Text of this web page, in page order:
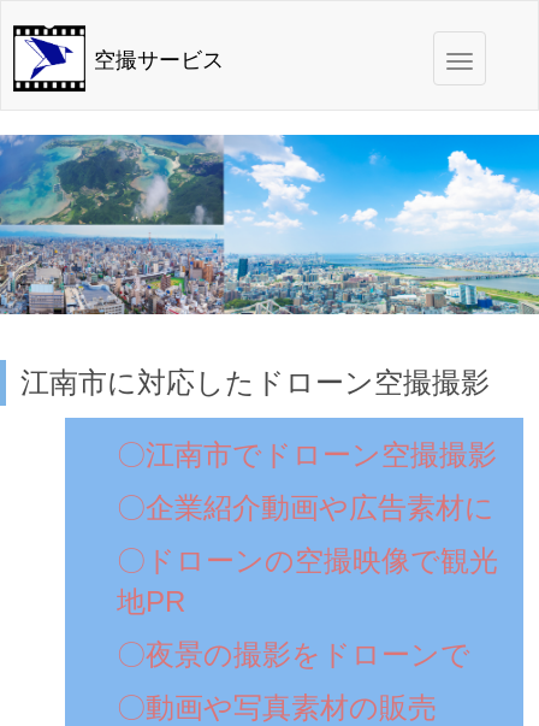
navigation
空撮サービス
江南市に対応したドローン空撮撮影
〇江南市でドローン空撮撮影
〇企業紹介動画や広告素材に
〇ドローンの空撮映像で観光
地PR
〇夜景の撮影をドローンで
〇動画や写真素材の販売